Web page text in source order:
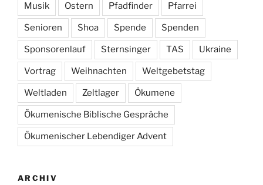
Musik Ostern Pfadfinder Pfarrei
Senioren Shoa Spende Spenden
Sponsorenlauf Sternsinger TAS Ukraine
Vortrag Weihnachten Weltgebetstag
Weltladen Zeltlager Ökumene
Ökumenische Biblische Gespräche
Ökumenischer Lebendiger Advent
ARCHIV